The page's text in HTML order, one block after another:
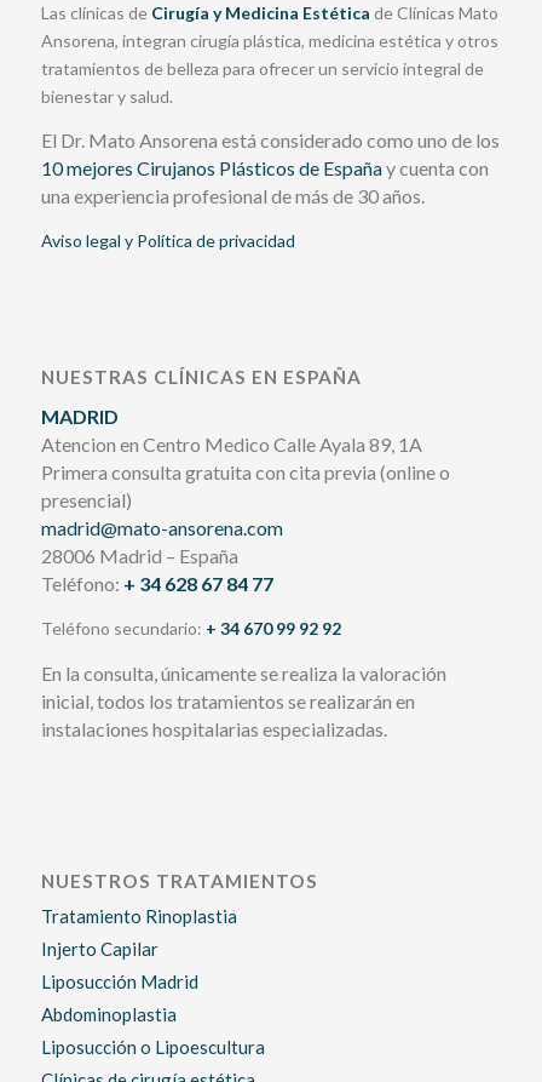
Las clínicas de Cirugía y Medicina Estética de Clínicas Mato
Ansorena, integran cirugía plástica, medicina estética y otros
tratamientos de belleza para ofrecer un servicio integral de
bienestar y salud.
El Dr. Mato Ansorena está considerado como uno de los
10 mejores Cirujanos Plásticos de Españay cuenta con
una experiencia profesional de más de 30 años.
Aviso legal y Política de privacidad
NUESTRAS CLÍNICAS EN ESPAÑA
MADRID
Atencion en Centro Medico Calle Ayala 89, 1A
Primera consulta gratuita con cita previa (online o
presencial)
madrid@mato-ansorena.com
28006 Madrid – España
Teléfono: + 34 628 67 84 77
Teléfono secundario: + 34 670 99 92 92
En la consulta, únicamente se realiza la valoración
inicial, todos los tratamientos se realizarán en
instalaciones hospitalarias especializadas.
NUESTROS TRATAMIENTOS
Tratamiento Rinoplastia
Injerto Capilar
Liposucción Madrid
Abdominoplastia
Liposucción o Lipoescultura